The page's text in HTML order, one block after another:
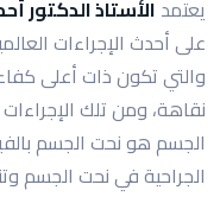
يعتمد الأستاذ الدكتور
على أحدث الإجراءات
والتي تكون ذات أعلى
نقاهة، ومن تلك
الجسم هو نحت الجسم
الجراحية في نحت الجسم